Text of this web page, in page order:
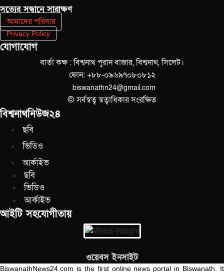
সত‌্যের সন্ধানে সারাক্ষণ
আমাদের পরিবার
Privacy Policy
যোগাযোগ
বার্তা কক্ষ : বিশ্বনাথ পুরান বাজার, বিশ্বনাথ, সিলেট।
ফোন: +৮৮-০৯৬৯৭০৮০৮১২
biswanathn24@gmail.com
© সর্বস্বত্ব স্বত্বাধিকার সংরক্ষিত
বিশ্বনাথনিউজ২৪
ছবি
ভিডিও
আর্কাইভ
ছবি
ভিডিও
আর্কাইভ
আইটি সহযোগীতায়
ওয়েবস ইনসাইট
BiswanathNews24.com is the first online news portal in Biswanath. It